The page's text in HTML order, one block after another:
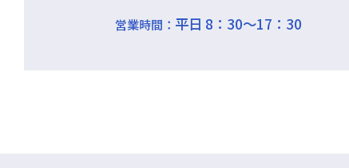
営業時間： 平日 8：30～17：30